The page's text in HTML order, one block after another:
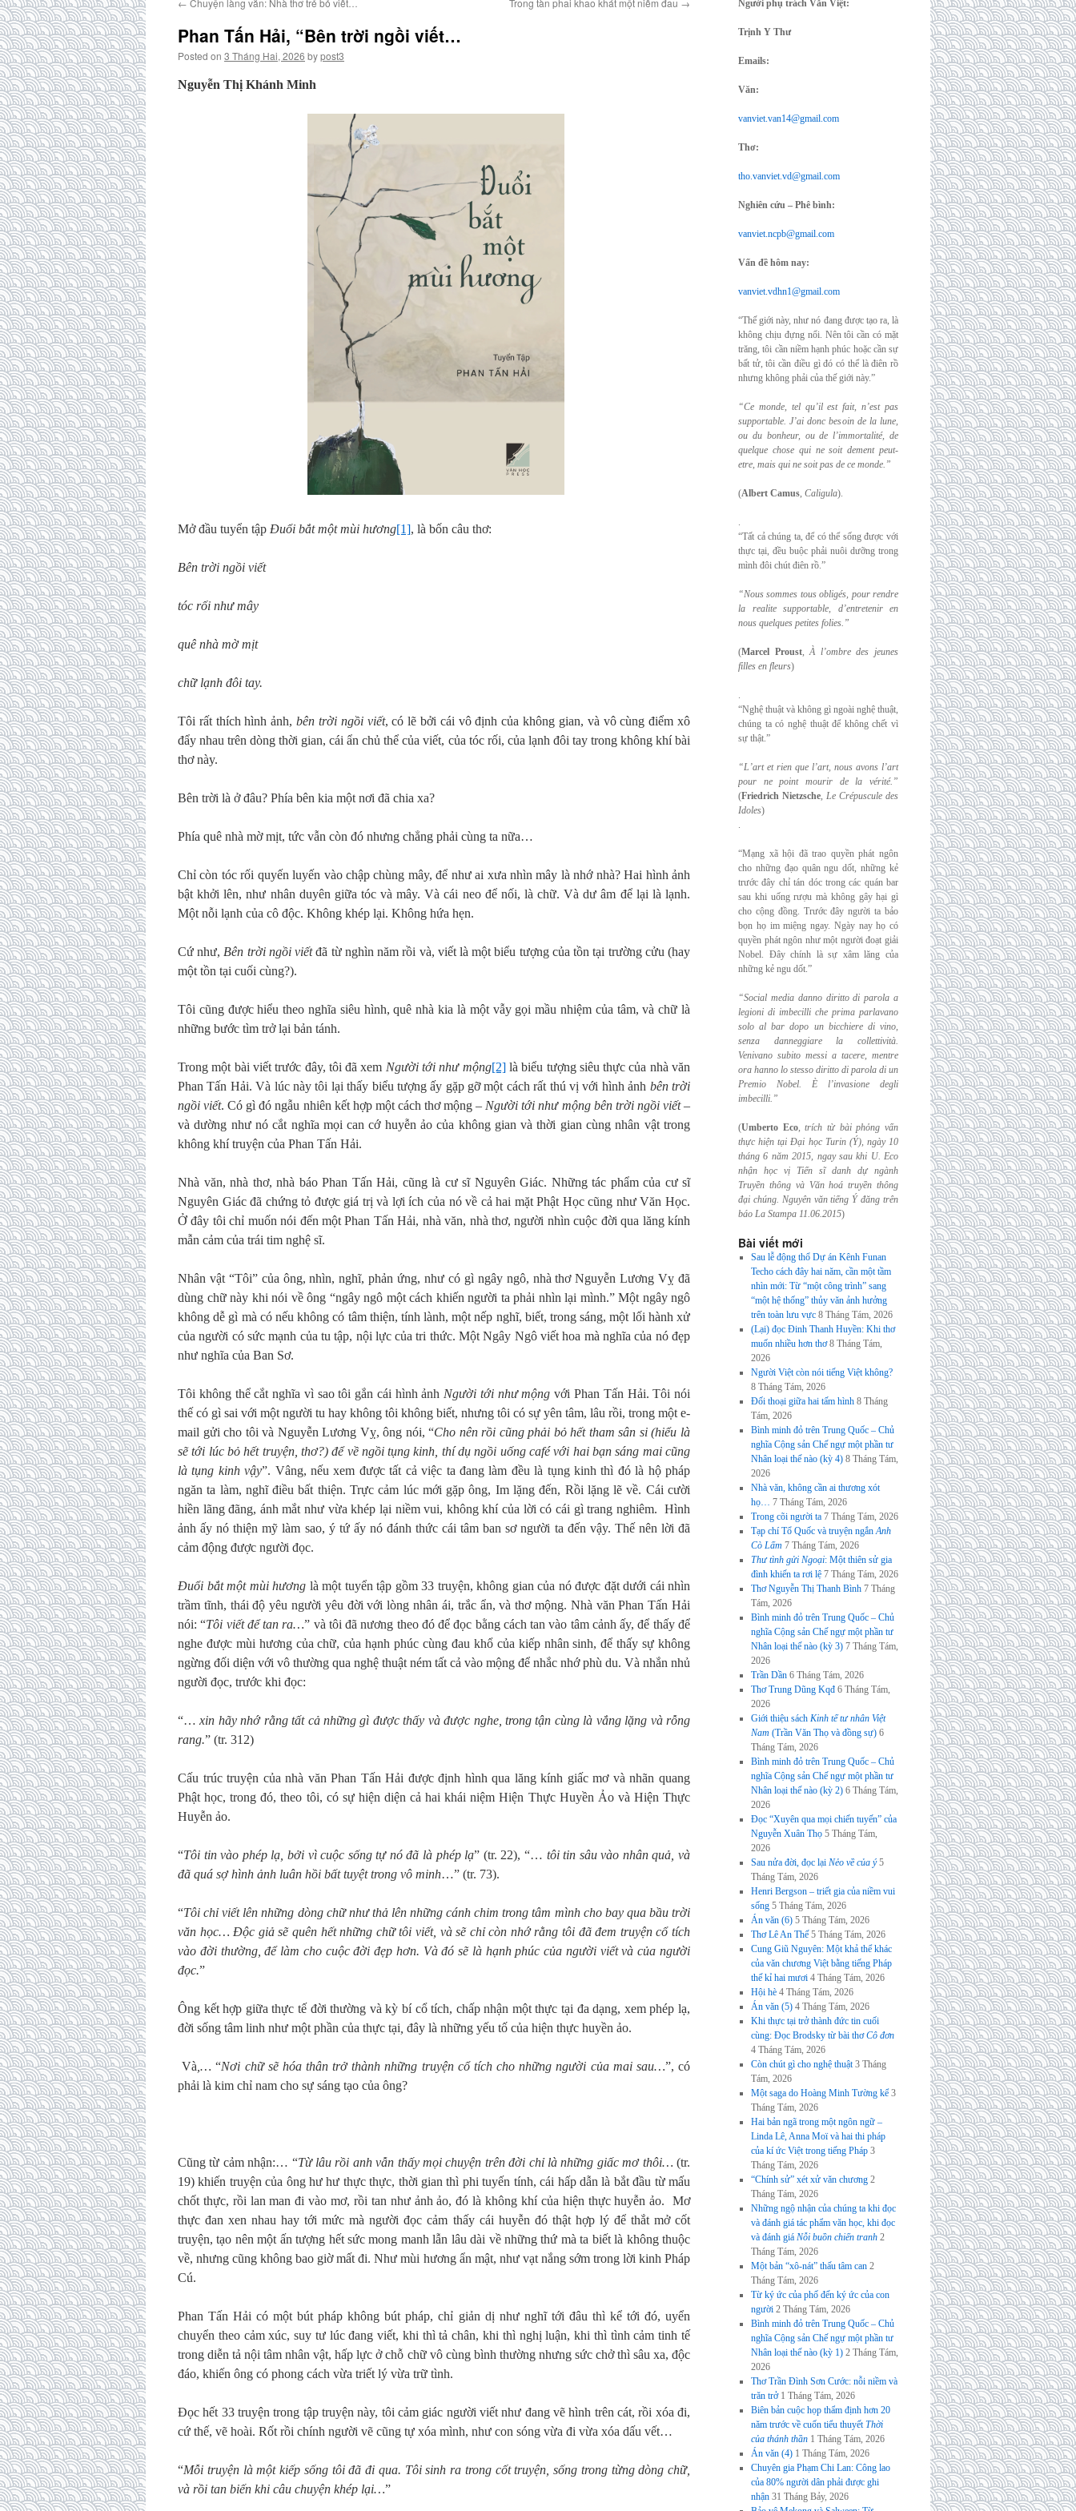
← Chuyện làng văn: Nhà thơ trẻ bỏ viết… Trong tàn phai khao khát một niềm đau →
Phan Tấn Hải, “Bên trời ngồi viết…
Posted on 3 Tháng Hai, 2026 bypost3
Nguyễn Thị Khánh Minh
Mở đầu tuyển tập Đuổi bắt một mùi hương[1], là bốn câu thơ:
Bên trời ngồi viết
tóc rối như mây
quê nhà mờ mịt
chữ lạnh đôi tay.
Tôi rất thích hình ảnh,bên trời ngồi viết, có lẽ bởi cái vô định của không gian, và vô cùng điểm xô
đẩy nhau trên dòng thời gian, cái ẩn chủ thể của viết, của tóc rối, của lạnh đôi tay trong không khí bài
thơ này.
Bên trời là ở đâu? Phía bên kia một nơi đã chia xa?
Phía quê nhà mờ mịt, tức vẫn còn đó nhưng chẳng phải cùng ta nữa…
Chỉ còn tóc rối quyến luyến vào chập chùng mây, để như ai xưa nhìn mây là nhớ nhà? Hai hình ảnh
bật khởi lên, như nhân duyên giữa tóc và mây. Và cái neo để nối, là chữ. Và dư âm để lại là lạnh.
Một nỗi lạnh của cô độc. Không khép lại. Không hứa hẹn.
Cứ như, Bên trời ngồi viếtđã từ nghìn năm rồi và, viết là một biểu tượng của tồn tại trường cửu (hay
một tồn tại cuối cùng?).
Tôi cũng được hiểu theo nghĩa siêu hình, quê nhà kia là một vẫy gọi mầu nhiệm của tâm, và chữ là
những bước tìm trở lại bản tánh.
Trong một bài viết trước đây, tôi đã xem Người tới như mộng[2]là biểu tượng siêu thực của nhà văn
Phan Tấn Hải. Và lúc này tôi lại thấy biểu tượng ấy gặp gỡ một cách rất thú vị với hình ảnh bên trời
ngồi viết. Có gì đó ngẫu nhiên kết hợp một cách thơ mộng – Người tới như mộng bên trời ngồi viết–
và dường như nó cắt nghĩa mọi can cớ huyễn ảo của không gian và thời gian cùng nhân vật trong
không khí truyện của Phan Tấn Hải.
Nhà văn, nhà thơ, nhà báo Phan Tấn Hải, cũng là cư sĩ Nguyên Giác. Những tác phẩm của cư sĩ
Nguyên Giác đã chứng tỏ được giá trị và lợi ích của nó về cả hai mặt Phật Học cũng như Văn Học.
Ở đây tôi chỉ muốn nói đến một Phan Tấn Hải, nhà văn, nhà thơ, người nhìn cuộc đời qua lăng kính
mẫn cảm của trái tim nghệ sĩ.
Nhân vật “Tôi” của ông, nhìn, nghĩ, phản ứng, như có gì ngây ngô, nhà thơ Nguyễn Lương Vỵ đã
dùng chữ này khi nói về ông “ngây ngô một cách khiến người ta phải nhìn lại mình.” Một ngây ngô
không dễ gì mà có nếu không có tâm thiện, tính lành, một nếp nghĩ, biết, trong sáng, một lối hành xử
của người có sức mạnh của tu tập, nội lực của tri thức. Một Ngây Ngô viết hoa mà nghĩa của nó đẹp
như nghĩa của Ban Sơ.
Tôi không thể cắt nghĩa vì sao tôi gắn cái hình ảnh Người tới như mộng với Phan Tấn Hải. Tôi nói
thế có gì sai với một người tu hay không tôi không biết, nhưng tôi có sự yên tâm, lâu rồi, trong một e-
mail gửi cho tôi và Nguyễn Lương Vỵ, ông nói, “Cho nên rồi cũng phải bỏ hết tham sân si (hiểu là
sẽ tới lúc bỏ hết truyện, thơ?) để về ngồi tụng kinh, thí dụ ngồi uống café với hai bạn sáng mai cũng
là tụng kinh vậy”. Vâng, nếu xem được tất cả việc ta đang làm đều là tụng kinh thì đó là hộ pháp
ngăn ta làm, nghĩ điều bất thiện. Trực cảm lúc mới gặp ông, Im lặng đến, Rồi lặng lẽ về. Cái cười
hiền lãng đãng, ánh mắt như vừa khép lại niềm vui, không khí của lời có cái gì trang nghiêm. Hình
ảnh ấy nó thiện mỹ làm sao, ý tứ ấy nó đánh thức cái tâm ban sơ người ta đến vậy. Thế nên lời đã
cảm động được người đọc.
Đuổi bắt một mùi hương là một tuyển tập gồm 33 truyện, không gian của nó được đặt dưới cái nhìn
trầm tĩnh, thái độ yêu người yêu đời với lòng nhân ái, trắc ẩn, và thơ mộng. Nhà văn Phan Tấn Hải
nói: “Tôi viết để tan ra…” và tôi đã nương theo đó để đọc bằng cách tan vào tâm cảnh ấy, để thấy để
nghe được mùi hương của chữ, của hạnh phúc cùng đau khổ của kiếp nhân sinh, để thấy sự không
ngừng đối diện với vô thường qua nghệ thuật ném tất cả vào mộng để nhắc nhớ phù du. Và nhắn nhủ
người đọc, trước khi đọc:
“…xin hãy nhớ rằng tất cả những gì được thấy và được nghe, trong tận cùng là vắng lặng và rỗng
rang.” (tr. 312)
Cấu trúc truyện của nhà văn Phan Tấn Hải được định hình qua lăng kính giấc mơ và nhãn quang
Phật học, trong đó, theo tôi, có sự hiện diện cả hai khái niệm Hiện Thực Huyền Ảo và Hiện Thực
Huyễn ảo.
“Tôi tin vào phép lạ, bởi vì cuộc sống tự nó đã là phép lạ” (tr. 22), “… tôi tin sâu vào nhân quả, và
đã quá sợ hình ảnh luân hồi bất tuyệt trong vô minh…” (tr. 73).
“Tôi chỉ viết lên những dòng chữ như thả lên những cánh chim trong tâm mình cho bay qua bầu trời
văn học… Độc giả sẽ quên hết những chữ tôi viết, và sẽ chỉ còn nhớ rằng tôi đã đem truyện cổ tích
vào đời thường, để làm cho cuộc đời đẹp hơn. Và đó sẽ là hạnh phúc của người viết và của người
đọc.”
Ông kết hợp giữa thực tế đời thường và kỳ bí cổ tích, chấp nhận một thực tại đa dạng, xem phép lạ,
đời sống tâm linh như một phần của thực tại đây là những yếu tố của hiện thực huyền ảo.
Và ,…“Nơi chữ sẽ hóa thân trở thành những truyện cổ tích cho những người của mai sau…”, có
phải là kim chỉ nam cho sự sáng tạo của ông?
Cũng từ cảm nhận:… “Từ lâu rồi anh vẫn thấy mọi chuyện trên đời chỉ là những giấc mơ thôi…(tr.
19) khiến truyện của ông hư hư thực thực, thời gian thì phi tuyến tính, cái hấp dẫn là bắt đầu từ mấu
chốt thực, rồi lan man đi vào mơ, rồi tan như ảnh ảo, đó là không khí của hiện thực huyễn ảo.
Mơ
thực đan xen nhau hay tới mức mà người đọc cảm thấy cái huyễn đó thật hợp lý để thắt mở cốt
truyện, tạo nên một ấn tượng hết sức mong manh lẫn lâu dài về những thứ mà ta biết là không thuộc
về, nhưng cũng không bao giờ mất đi. Như mùi hương ẩn mật, như vạt nắng sớm trong lời kinh Pháp
Cú.
Phan Tấn Hải có một bút pháp không bút pháp, chỉ giản dị như nghĩ tới đâu thì kể tới đó, uyển
chuyển theo cảm xúc, suy tư lúc đang viết, khi thì tả chân, khi thì nghị luận, khi thì tình cảm tinh tế
trong diễn tả nội tâm nhân vật, hấp lực ở chỗ chữ vô cùng bình thường nhưng sức chở thì sâu xa, độc
đáo, khiến ông có phong cách vừa triết lý vừa trữ tình.
Đọc hết 33 truyện trong tập truyện này, tôi cảm giác người viết như đang vẽ hình trên cát, rồi xóa đi,
cứ thế, vẽ hoài. Rốt rồi chính người vẽ cũng tự xóa mình, như con sóng vừa đi vừa xóa dấu vết…
“Mỗi truyện là một kiếp sống tôi đã đi qua. Tôi sinh ra trong cốt truyện, sống trong từng dòng chữ,
và rồi tan biến khi câu chuyện khép lại…”
Người phụ trách Văn Việt:
Trịnh Y Thư
Emails:
Văn:
vanviet.van14@gmail.com
Thơ:
tho.vanviet.vd@gmail.com
Nghiên cứu – Phê bình:
vanviet.ncpb@gmail.com
Vấn đề hôm nay:
vanviet.vdhn1@gmail.com
“Thế giới này, như nó đang được tạo ra, là
không chịu đựng nổi. Nên tôi cần có mặt
trăng, tôi cần niềm hạnh phúc hoặc cần sự
bất tử, tôi cần điều gì đó có thể là điên rồ
nhưng không phải của thế giới này.”
“Ce monde, tel qu’il est fait, n’est pas
supportable. J’ai donc besoin de la lune,
ou du bonheur, ou de l’immortalité, de
quelque chose qui ne soit dement peut-
etre, mais qui ne soit pas de ce monde.”
(Albert Camus, Caligula).
.
“Tất cả chúng ta, để có thể sống được với
thực tại, đều buộc phải nuôi dưỡng trong
mình đôi chút điên rồ.”
“Nous sommes tous obligés, pour rendre
la realite supportable, d’entretenir en
nous quelques petites folies.”
(Marcel Proust,À l’ombre des jeunes
filles en fleurs)
.
“Nghệ thuật và không gì ngoài nghệ thuật,
chúng ta có nghệ thuật để không chết vì
sự thật.”
“L’art et rien que l’art, nous avons l’art
pour ne point mourir de la vérité.”
(Friedrich Nietzsche, Le Crépuscule des
Idoles)
.
“Mạng xã hội đã trao quyền phát ngôn
cho những đạo quân ngu dốt, những kẻ
trước đây chỉ tán dóc trong các quán bar
sau khi uống rượu mà không gây hại gì
cho cộng đồng. Trước đây người ta bảo
bọn họ im miệng ngay. Ngày nay họ có
quyền phát ngôn như một người đoạt giải
Nobel. Đây chính là sự xâm lăng của
những kẻ ngu dốt.”
“Social media danno diritto di parola a
legioni di imbecilli che prima parlavano
solo albar dopo un bicchiere di vino,
senza danneggiare la collettività.
Venivano subito messi a tacere, mentre
ora hanno lo stesso diritto di parola di un
Premio Nobel. È l’invasione degli
imbecilli.”
(Umberto Eco,trích từ bài phỏng vấn
thực hiện tại Đại học Turin (Ý), ngày 10
tháng 6 năm 2015, ngay sau khi U. Eco
nhận học vị Tiến sĩ danh dự ngành
Truyền thông và Văn hoá truyền thông
đại chúng. Nguyên văn tiếng Ý đăng trên
báo La Stampa 11.06.2015)
Bài viết mới
Sau lễ động thổ Dự án Kênh Funan
Techo cách đây hai năm, cần một tầm
nhìn mới: Từ “một công trình” sang
“một hệ thống” thủy văn ảnh hưởng
trên toàn lưu vực 8 Tháng Tám, 2026
(Lại) đọc Đinh Thanh Huyền: Khi thơ
muốn nhiều hơn thơ 8 Tháng Tám,
2026
Người Việt còn nói tiếng Việt không?
8 Tháng Tám, 2026
Đối thoại giữa hai tấm hình 8 Tháng
Tám, 2026
Bình minh đỏ trên Trung Quốc – Chủ
nghĩa Cộng sản Chế ngự một phần tư
Nhân loại thế nào (kỳ 4) 8 Tháng Tám,
2026
Nhà văn, không cần ai thương xót
họ… 7 Tháng Tám, 2026
Trong cõi người ta 7 Tháng Tám, 2026
Tạp chí Tổ Quốc và truyện ngắnAnh
Cò Lấm 7 Tháng Tám, 2026
Thư tình gửi Ngoại: Một thiên sử gia
đình khiến ta rơi lệ 7 Tháng Tám, 2026
Thơ Nguyễn Thị Thanh Bình 7 Tháng
Tám, 2026
Bình minh đỏ trên Trung Quốc – Chủ
nghĩa Cộng sản Chế ngự một phần tư
Nhân loại thế nào (kỳ 3) 7 Tháng Tám,
2026
Trần Dần 6 Tháng Tám, 2026
Thơ Trung Dũng Kqđ 6 Tháng Tám,
2026
Giới thiệu sách Kinh tế tư nhân Việt
Nam (Trần Văn Thọ và đồng sự) 6
Tháng Tám, 2026
Bình minh đỏ trên Trung Quốc – Chủ
nghĩa Cộng sản Chế ngự một phần tư
Nhân loại thế nào (kỳ 2) 6 Tháng Tám,
2026
Đọc “Xuyên qua mọi chiến tuyến” của
Nguyễn Xuân Thọ 5 Tháng Tám,
2026
Sau nửa đời, đọc lại Nẻo về của ý 5
Tháng Tám, 2026
Henri Bergson – triết gia của niềm vui
sống 5 Tháng Tám, 2026
Án văn (6) 5 Tháng Tám, 2026
Thơ Lê An Thế 5 Tháng Tám, 2026
Cung Giũ Nguyên: Một khả thể khác
của văn chương Việt bằng tiếng Pháp
thế kỉ hai mươi 4 Tháng Tám, 2026
Hội hè 4 Tháng Tám, 2026
Án văn (5) 4 Tháng Tám, 2026
Khi thực tại trở thành đức tin cuối
cùng: Đọc Brodsky từ bài thơCô đơn
4 Tháng Tám, 2026
Còn chút gì cho nghệ thuật 3 Tháng
Tám, 2026
Một saga do Hoàng Minh Tường kể 3
Tháng Tám, 2026
Hai bản ngã trong một ngôn ngữ –
Linda Lê, Anna Moï và hai thi pháp
của kí ức Việt trong tiếng Pháp 3
Tháng Tám, 2026
“Chính sử” xét xử văn chương 2
Tháng Tám, 2026
Những ngộ nhận của chúng ta khi đọc
và đánh giá tác phẩm văn học, khi đọc
và đánh giá Nỗi buồn chiến tranh 2
Tháng Tám, 2026
Một bản “xô-nát” thấu tâm can 2
Tháng Tám, 2026
Từ ký ức của phố đến ký ức của con
người 2 Tháng Tám, 2026
Bình minh đỏ trên Trung Quốc – Chủ
nghĩa Cộng sản Chế ngự một phần tư
Nhân loại thế nào (kỳ 1) 2 Tháng Tám,
2026
Thơ Trần Đình Sơn Cước: nỗi niềm và
trăn trở 1 Tháng Tám, 2026
Biên bản cuộc họp thẩm định hơn 20
năm trước về cuốn tiểu thuyếtThời
của thánh thần 1 Tháng Tám, 2026
Án văn (4) 1 Tháng Tám, 2026
Chuyên gia Phạm Chi Lan: Công lao
của 80% người dân phải được ghi
nhận 31 Tháng Bảy, 2026